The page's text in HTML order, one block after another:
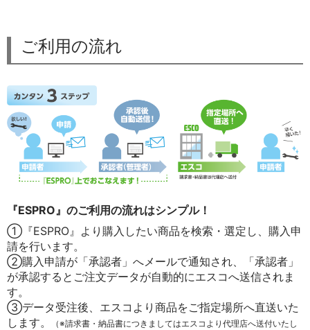
ご利用の流れ
『ESPRO』のご利用の流れはシンプル！
①『ESPRO』より購入したい商品を検索・選定し、購入申
請を行います。
②購入申請が「承認者」へメールで通知され、「承認者」
が承認するとご注文データが自動的にエスコへ送信されま
す。
③データ受注後、エスコより商品をご指定場所へ直送いた
します。
（※請求書・納品書につきましてはエスコより代理店へ送付いたし